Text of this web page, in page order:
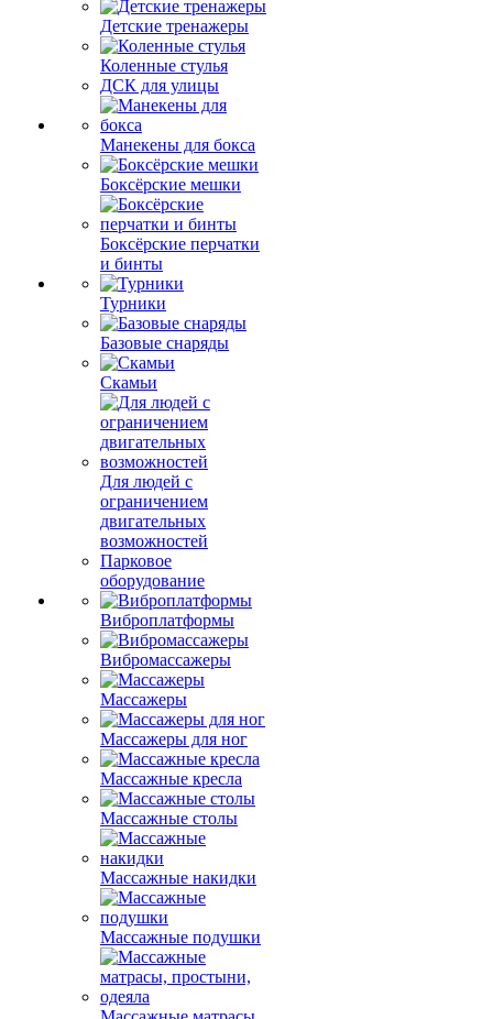
Детские тренажеры
Коленные стулья
ДСК для улицы
Манекены для бокса
Боксёрские мешки
Боксёрские перчатки
и бинты
Турники
Базовые снаряды
Скамьи
Для людей с
ограничением
двигательных
возможностей
Парковое
оборудование
Виброплатформы
Вибромассажеры
Массажеры
Массажеры для ног
Массажные кресла
Массажные столы
Массажные накидки
Массажные подушки